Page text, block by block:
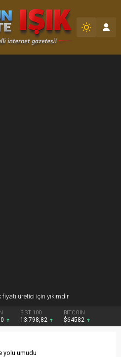
fiyatı üretici için yıkımdır
BIST 100
13.798,82
BITCOIN
$64582
yolu umudu